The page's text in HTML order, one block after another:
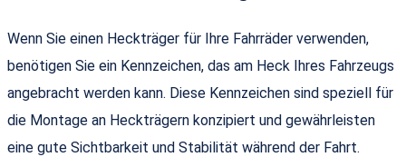
Wenn Sie einen Heckträger für Ihre Fahrräder verwenden,
benötigen Sie ein Kennzeichen, das am Heck Ihres Fahrzeugs
angebracht werden kann. Diese Kennzeichen sind speziell für
die Montage an Heckträgern konzipiert und gewährleisten
eine gute Sichtbarkeit und Stabilität während der Fahrt.